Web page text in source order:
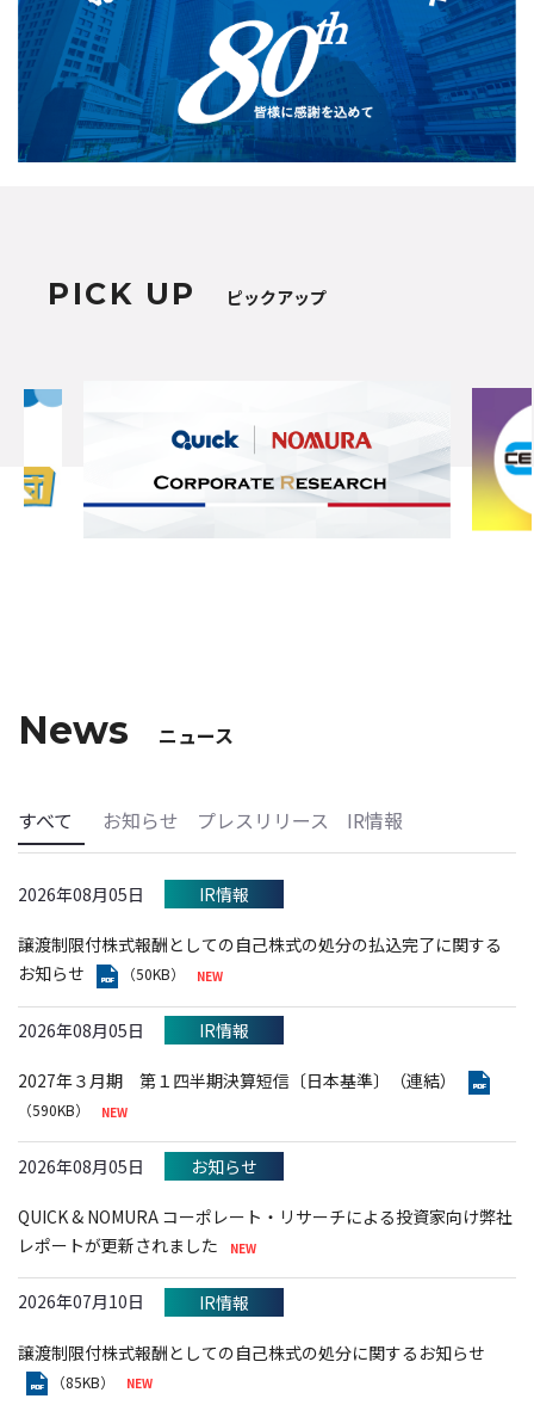
PICK UP ピックアップ
News ニュース
すべて お知らせ プレスリリース IR情報
2026年08月05日 IR情報
譲渡制限付株式報酬としての自己株式の処分の払込完了に関する
お知らせ
（50KB）
2026年08月05日 IR情報
2027年３月期 第１四半期決算短信〔日本基準〕（連結）
（590KB）
2026年08月05日 お知らせ
QUICK & NOMURA コーポレート・リサーチによる投資家向け弊社
レポートが更新されました
2026年07月10日 IR情報
譲渡制限付株式報酬としての自己株式の処分に関するお知らせ
（85KB）